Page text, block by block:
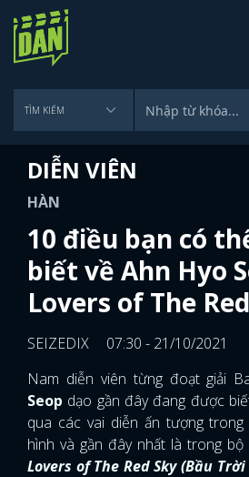
DIỄN VIÊN
HÀN
10 điều bạn có
biết về Ahn Hyo
Lovers of The
SEIZEDIX
07:30 - 21/10/2021
Nam diễn viên từng đoạt giải
Seop dạo gần đây đang được
qua các vai diễn ấn tượng
hình và gần đây nhất là trong
Lovers of The Red Sky (Bầu Trời